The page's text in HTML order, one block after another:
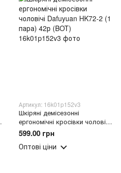
Артикул: 16k01p152v3
Шкіряні демісезонні
ергономічні кросівки чоловічі
Dafuyuan HK72-2 (1 пара) 42р
(BOT)
599.00 грн
Оптові ціни